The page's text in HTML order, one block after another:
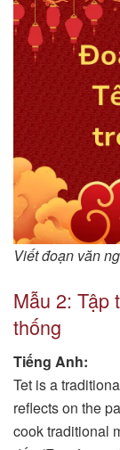
Viết đoạn văn
Mẫu 2: Tập
thống
Tiếng Anh:
Tet is a
reflects on the
cook traditional